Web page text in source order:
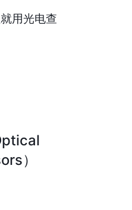
用光电查
）